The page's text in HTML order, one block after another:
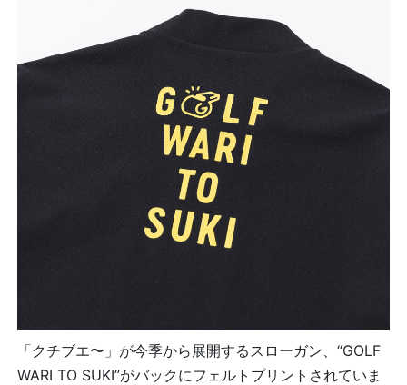
「クチブエ〜」が今季から展開するスローガン、“GOLF
WARI TO SUKI”がバックにフェルトプリントされていま